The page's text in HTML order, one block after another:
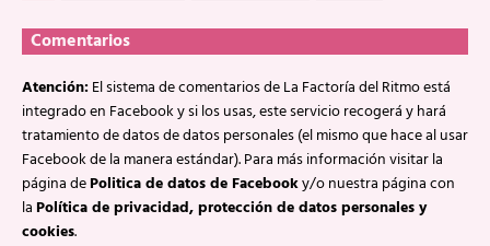
Comentarios
Atención:El sistema de comentarios de La Factoría del Ritmo está
integrado en Facebook y si los usas, este servicio recogerá y hará
tratamiento de datos de datos personales (el mismo que hace al usar
Facebook de la manera estándar). Para más información visitar la
página dePolitica de datos de Facebooky/o nuestra página con
laPolítica de privacidad, protección de datos personales y
cookies.